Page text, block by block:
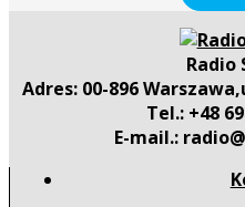
Radio
Adres: 00-896
Tel.: +48
E-mail.: